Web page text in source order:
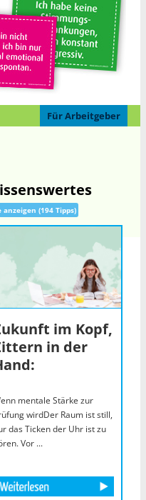
Für Arbeitgeber
anzeigen (194 Tipps)
im Kopf,
in der
mentale Stärke zur
wirdDer Raum ist still,
das Ticken der Uhr ist zu
Vor ...